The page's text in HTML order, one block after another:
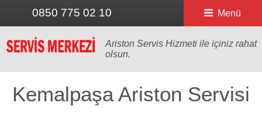
0850 775 02 10 Menü
Ariston Servis Hizmeti ile içiniz rahat
olsun.
Kemalpaşa Ariston Servisi